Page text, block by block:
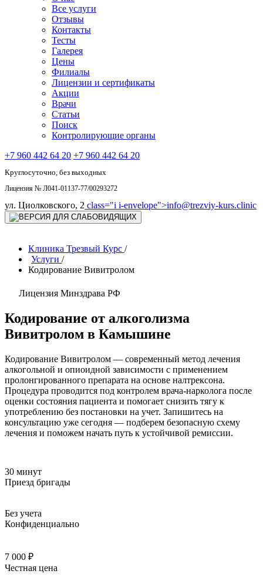
Все услуги
Отзывы
Контакты
Тесты
Галерея
Цены
Филиалы
Лицензии и сертификаты
Акции
Врачи
Статьи
Поиск
Контролирующие органы
+7 960 442 64 20 +7 960 442 64 20
Круглосуточно, без выходных
Лицензия № Л041-01137-77/00293272
ул. Циолковского, 2 class="i i-envelope">info@trezviy-kurs.clinic
Клиника Трезвый Курс /
Услуги /
Кодирование Вивитролом
Лицензия Минздрава РФ
Кодирование от алкоголизма
Вивитролом в Камышине
Кодирование Вивитролом — современный метод лечения
алкогольной и опиоидной зависимости с применением
пролонгированного препарата на основе налтрексона.
Процедура проводится под контролем врача-нарколога после
оценки состояния пациента и помогает снизить тягу к
употреблению без постановки на учет. Запишитесь на
консультацию уже сегодня — подберем безопасную схему
лечения и поможем начать путь к устойчивой ремиссии.
30 минут
Приезд бригады
Без учета
Конфиденциально
7 000 ₽
Честная цена